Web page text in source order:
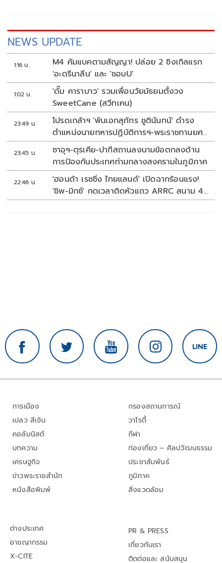
NEWS UPDATE
1:16 น.
M4 คัมแบคตามสัญญา! ปล่อย 2 ซิงเกิลแรก
'อะดรีนาลีน' และ 'ชอบU'
1:02 น.
'ดั๊ม คาราบาว' รวมเพื่อนวัยมัธยมตั้งวง
SweetCane (สวีทเคน)
23:49 น.
โปรดเกล้าฯ 'พันเอกสุภัทร ชูตินันทน์' ดำรง
ตำแหน่งนายทหารปฏิบัติการฯ-พระราชทานยศ
'พลตรี'
23:45 น.
ซาอุฯ-ตุรเคีย-ปากีสถานลงนามข้อตกลงด้าน
การป้องกันประเทศท่ามกลางสงครามในภูมิภาค
22:46 น.
'ฮอนด้า เรซซิ่ง ไทยแลนด์' เปิดฉากร้อนแรง!
'ชิพ-มิกซ์' กดเวลาติดหัวแถว ARRC สนาม 4
ที่มัลดาลิกา
การเมือง
เปลว สีเงิน
คอลัมนิสต์
บทความ
เศรษฐกิจ
ข่าวพระราชสำนัก
หนังสือพิมพ์
กรองสถานการณ์
วาไรตี้
กีฬา
ท่องเที่ยว – ศิลปวัฒนธรรม
ประชาสัมพันธ์
ภูมิภาค
สิ่งแวดล้อม
ต่างประเทศ
อาชญากรรม
X-CITE
PR & PRESS
เกี่ยวกับเรา
ติดต่อและ สนับสนุน